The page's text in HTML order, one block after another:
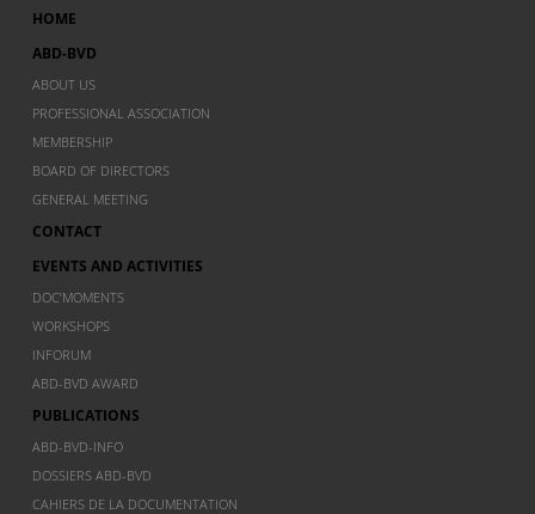
HOME
ABD-BVD
ABOUT US
PROFESSIONAL ASSOCIATION
MEMBERSHIP
BOARD OF DIRECTORS
GENERAL MEETING
CONTACT
EVENTS AND ACTIVITIES
DOC’MOMENTS
WORKSHOPS
INFORUM
ABD-BVD AWARD
PUBLICATIONS
ABD-BVD-INFO
DOSSIERS ABD-BVD
CAHIERS DE LA DOCUMENTATION